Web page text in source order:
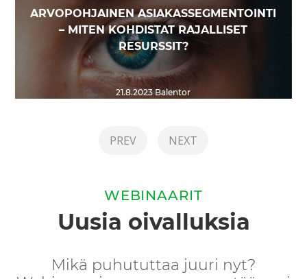
ARVOPOHJAINEN ASIAKASSEGMENTOINTI
– MITEN KOHDISTAT RAJALLISET
RESURSSIT?
21.8.2023 Balentor
PREV NEXT
WEBINAARIT
Uusia oivalluksia
Mikä puhututtaa juuri nyt?